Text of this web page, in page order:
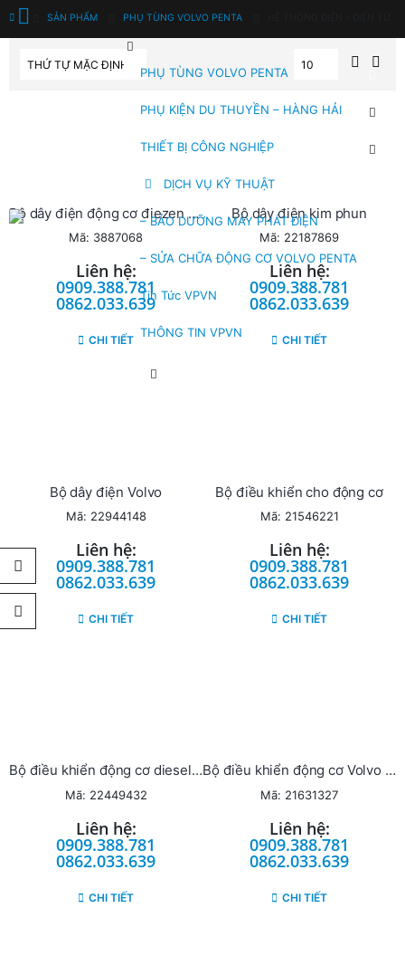
PHỤ TÙNG VOLVO PENTA
PHỤ KIỆN DU THUYỀN – HÀNG HẢI
THIẾT BỊ CÔNG NGHIỆP
DỊCH VỤ KỸ THUẬT
– BẢO DƯỠNG MÁY PHÁT ĐIỆN
– SỬA CHỮA ĐỘNG CƠ VOLVO PENTA
Tin Tức VPVN
THÔNG TIN VPVN
SẢN PHẨM PHỤ TÙNG VOLVO PENTA
Bộ dây điện động cơ điezen ( Volvo penta)
Mã: 3887068
Liên hệ:
0909.388.781
0862.033.639
CHI TIẾT
Bộ dây điện kim phun
Mã: 22187869
Liên hệ:
0909.388.781
0862.033.639
CHI TIẾT
Bộ dây điện Volvo
Mã: 22944148
Liên hệ:
0909.388.781
0862.033.639
CHI TIẾT
Bộ điều khiển cho động cơ
Mã: 21546221
Liên hệ:
0909.388.781
0862.033.639
CHI TIẾT
Bộ điều khiển động cơ diesel Volvo Penta (22449432)
Mã: 22449432
Liên hệ:
0909.388.781
0862.033.639
CHI TIẾT
Bộ điều khiển động cơ Volvo Penta ECU
Mã: 21631327
Liên hệ:
0909.388.781
0862.033.639
CHI TIẾT